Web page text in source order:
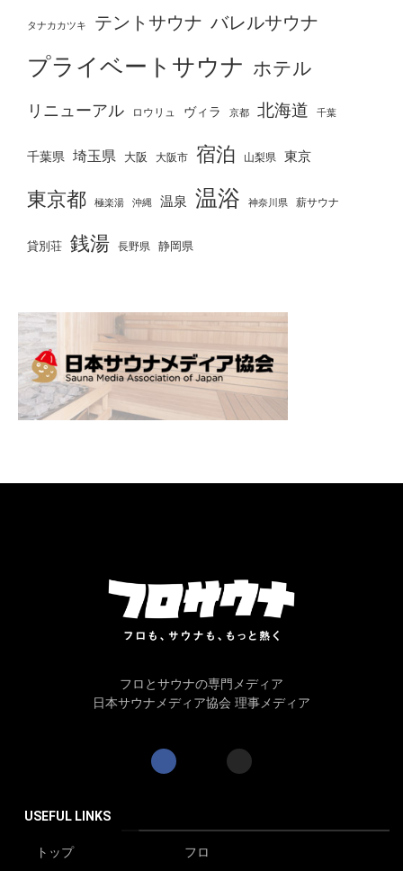
タナカカツキ テントサウナ バレルサウナ
プライベートサウナ ホテル
リニューアル ロウリュ ヴィラ 京都 北海道 千葉
千葉県 埼玉県 大阪 大阪市 宿泊 山梨県 東京
東京都 極楽湯 沖縄 温泉 温浴 神奈川県 薪サウナ
貸別荘 銭湯 長野県 静岡県
フロとサウナの専門メディア
日本サウナメディア協会 理事メディア
USEFUL LINKS
トップ
フロ